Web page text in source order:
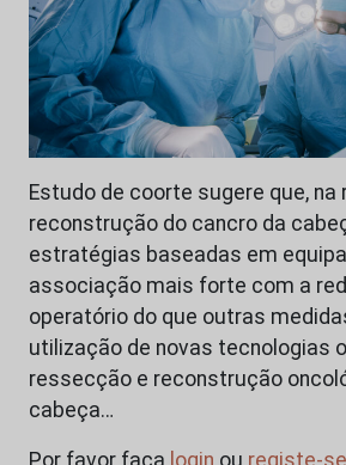
Estudo de coorte sugere que, na
reconstrução do cancro da
estratégias baseadas em
associação mais forte com a
operatório do que outras
utilização de novas tecnologias
ressecção e reconstrução
cabeça…